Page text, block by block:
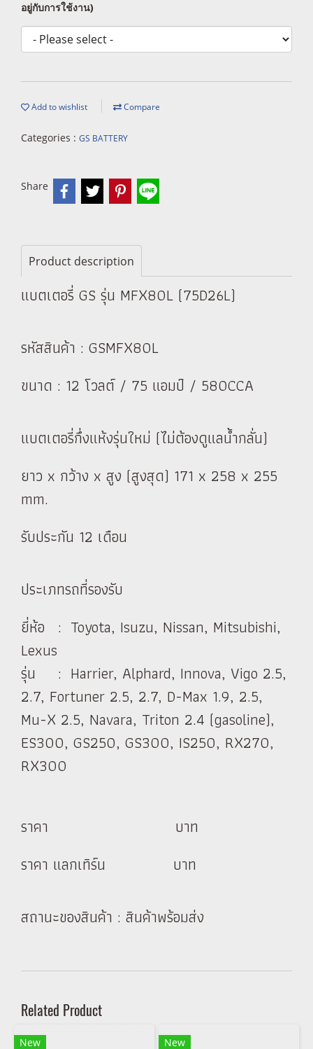
อยู่กับการใช้งาน)
Add to wishlist Compare
Categories : GS BATTERY
Share
Product description
แบตเตอรี่ GS รุ่น MFX80L (75D26L)
รหัสสินค้า : GSMFX80L
ขนาด : 12 โวลต์ / 75 แอมป์ / 580CCA
แบตเตอรี่กึ่งแห้งรุ่นใหม่ (ไม่ต้องดูแลน้ำกลั่น)
ยาว x กว้าง x สูง (สูงสุด) 171 x 258 x 255
mm.
รับประกัน 12 เดือน
ประเภทรถที่รองรับ
ยี่ห้อ : Toyota, Isuzu, Nissan, Mitsubishi,
Lexus
รุ่น : Harrier, Alphard, Innova, Vigo 2.5,
2.7, Fortuner 2.5, 2.7, D-Max 1.9, 2.5,
Mu-X 2.5, Navara, Triton 2.4 (gasoline),
ES300, GS250, GS300, IS250, RX270,
RX300
ราคา บาท
ราคา แลกเทิร์น บาท
สถานะของสินค้า : สินค้าพร้อมส่ง
Related Product
New New